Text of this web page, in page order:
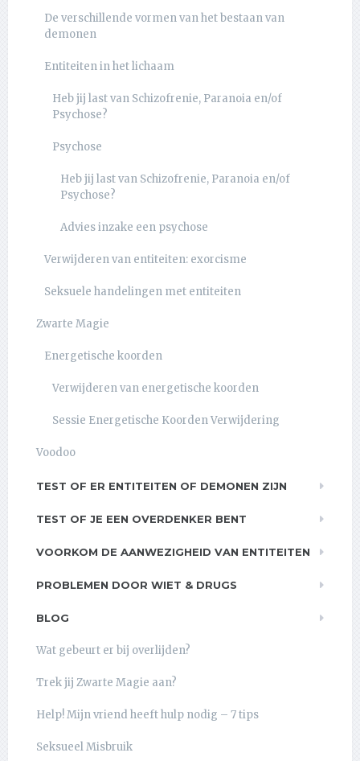
De verschillende vormen van het bestaan van
demonen
Entiteiten in het lichaam
Heb jij last van Schizofrenie, Paranoia en/of
Psychose?
Psychose
Heb jij last van Schizofrenie, Paranoia en/of
Psychose?
Advies inzake een psychose
Verwijderen van entiteiten: exorcisme
Seksuele handelingen met entiteiten
Zwarte Magie
Energetische koorden
Verwijderen van energetische koorden
Sessie Energetische Koorden Verwijdering
Voodoo
TEST OF ER ENTITEITEN OF DEMONEN ZIJN
TEST OF JE EEN OVERDENKER BENT
VOORKOM DE AANWEZIGHEID VAN ENTITEITEN
PROBLEMEN DOOR WIET & DRUGS
BLOG
Wat gebeurt er bij overlijden?
Trek jij Zwarte Magie aan?
Help! Mijn vriend heeft hulp nodig – 7 tips
Seksueel Misbruik